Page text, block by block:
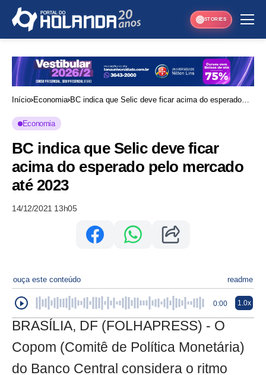
STORIES
Início Economia BC indica que Selic deve ficar acima do esperado
Economia
BC indica que Selic deve ficar
acima do esperado pelo mercado
até 2023
14/12/2021 13h05
ouça este conteúdo readme
0:00 1.0x
BRASÍLIA, DF (FOLHAPRESS) - O
Copom (Comitê de Política Monetária)
do Banco Central considera o ritmo